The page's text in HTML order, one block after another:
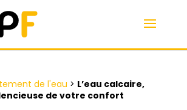
de l'eau > L’eau calcaire,
de votre confort